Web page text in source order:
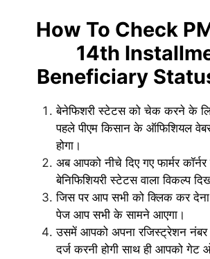
How To Check
14th
Beneficiary
बेनेफिशरी स्टेटस को चेक करने के
पहले पीएम किसान के ऑफिशियल
होगा।
अब आपको नीचे दिए गए फार्मर
बेनिफिशियरी स्टेटस वाला विकल्प
जिस पर आप सभी को क्लिक कर देना
पेज आप सभी के सामने आएगा।
उसमें आपको अपना रजिस्ट्रेशन नंबर
दर्ज करनी होगी साथ ही आपको गेट